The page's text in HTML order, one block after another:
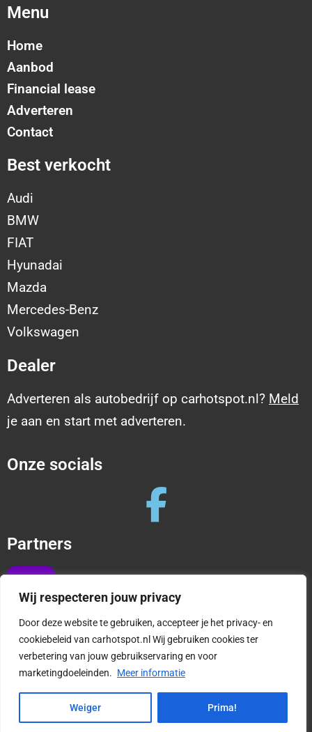
Wij respecteren jouw privacy
Door deze website te gebruiken, accepteer je het privacy- en
cookiebeleid van carhotspot.nl Wij gebruiken cookies ter
verbetering van jouw gebruikservaring en voor
marketingdoeleinden. Meer informatie
Weiger Prima!
Menu
Home
Aanbod
Financial lease
Adverteren
Contact
Best verkocht
Audi
BMW
FIAT
Hyunadai
Mazda
Mercedes-Benz
Volkswagen
Dealer
Adverteren als autobedrijf op carhotspot.nl? Meld
je aan en start met adverteren.
Onze socials
Partners
Copyright © 2025 CarHotspot |Privacy en cookies
|Algemene Voorwaarden